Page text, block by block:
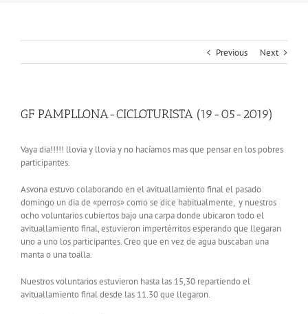
Previous Next
GF PAMPLLONA-CICLOTURISTA (19-05-2019)
Vaya dia!!!!! llovia y llovia y no hacíamos mas que pensar en los pobres
participantes.
Asvona estuvo colaborando en el avituallamiento final el pasado
domingo un dia de «perros» como se dice habitualmente, y nuestros
ocho voluntarios cubiertos bajo una carpa donde ubicaron todo el
avituallamiento final, estuvieron impertérritos esperando que llegaran
uno a uno los participantes. Creo que en vez de agua buscaban una
manta o una toalla.
Nuestros voluntarios estuvieron hasta las 15,30 repartiendo el
avituallamiento final desde las 11.30 que llegaron.